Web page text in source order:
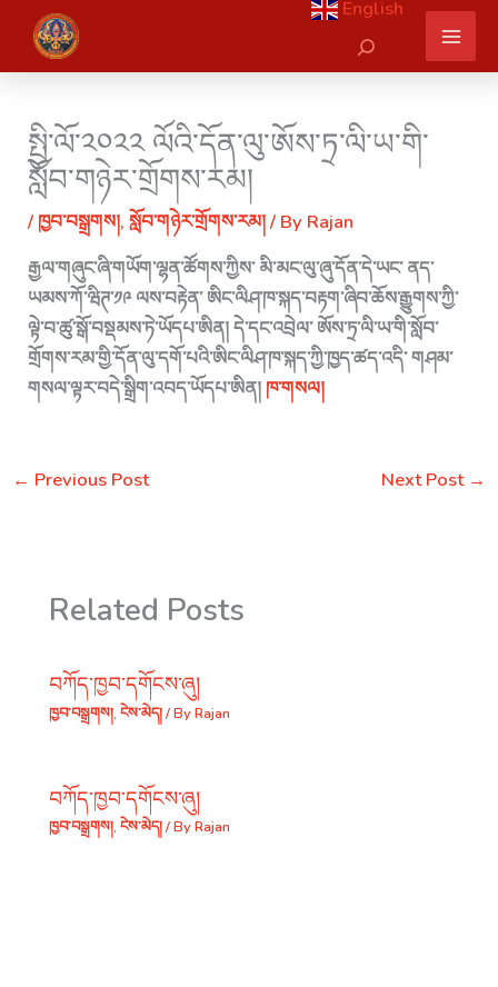
content
English
Search
སྤྱི་ལོ་༢༠༢༢ ལོའི་དོན་ལུ་ཨོས་ཏྲ་ལི་ཡ་གི་
སློབ་གཉེར་གྲོགས་རམ།
/ ཁྱབ་བསྒྲགས།,སློབ་གཉེར་གྲོགས་རམ།/ By Rajan
རྒྱལ་གཞུང་ཞི་གཡོག་ལྷན་ཚོགས་ཀྱིས་ མི་མང་ལུ་ཞུ་དོན་དེ་ཡང་ ནད་
ཡམས་ཀོ་ཝིཊ་༡༩ ལས་བརྟེན་ ཨིང་ལིཤ་ཁ་སྐད་བརྟག་ཞིབ་ཆོས་རྒྱུགས་ཀྱི་
ལྟེ་བ་ཚུ་སྒོ་བསྡམས་ཏེ་ཡོདཔ་ཨིན། དེ་དང་འབྲེལ་ ཨོས་ཏྲ་ལི་ཡ་གི་སློབ་
གྲོགས་རམ་གྱི་དོན་ལུ་དགོ་པའི་ཨིང་ལིཤ་ཁ་སྐད་ཀྱི་ཁྱད་ཚད་འདི་ གཤམ་
གསལ་ལྟར་བདེ་སྒྲིག་འབད་ཡོདཔ་ཨིན། ཁ་གསལ།
← Previous Post Next Post →
Related Posts
བཀོད་ཁྱབ་དགོངས་ཞུ།
ཁྱབ་བསྒྲགས།, ངེས་མེད།/ ByRajan
བཀོད་ཁྱབ་དགོངས་ཞུ།
ཁྱབ་བསྒྲགས།, ངེས་མེད།/ ByRajan